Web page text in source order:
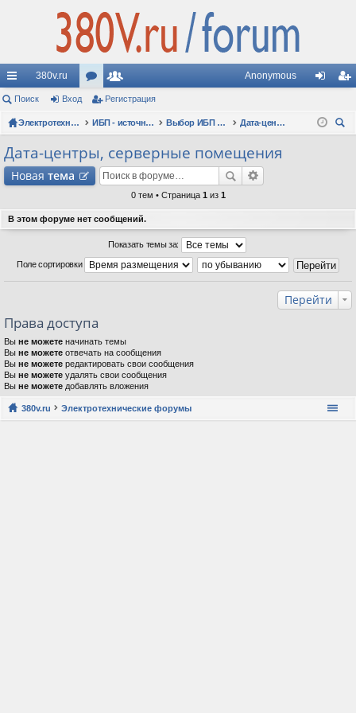
с
ы
лк
380v.ru
ор
ум
ол
ьз
ат
и
Anonymous
д ис
Поиск Вход Регистрация
Электротехнические форумы ИБП - источники бесперебойного питания Выбор ИБП по сфере применения (рекомендации, советы, опыт эксплуатации)
Дата-центры, серверные помещения
Дата-центры, серверные помещения
Новая тема
0 тем • Страница 1 из 1
В этом форуме нет сообщений.
Показать темы за:
Поле сортировки
Перейти
Права доступа
Вы не можете начинать темы
Вы не можете отвечать на сообщения
Вы не можете редактировать свои сообщения
Вы не можете удалять свои сообщения
Вы не можете добавлять вложения
380v.ru Электротехнические форумы